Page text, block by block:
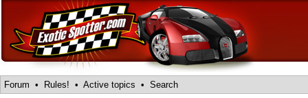
Forum • Rules! • Active topics • Search